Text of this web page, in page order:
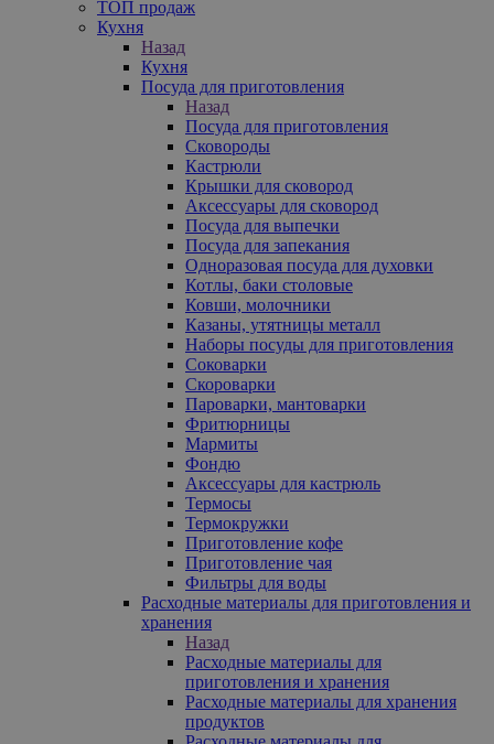
ТОП продаж
Кухня
Назад
Кухня
Посуда для приготовления
Назад
Посуда для приготовления
Сковороды
Кастрюли
Крышки для сковород
Аксессуары для сковород
Посуда для выпечки
Посуда для запекания
Одноразовая посуда для духовки
Котлы, баки столовые
Ковши, молочники
Казаны, утятницы металл
Наборы посуды для приготовления
Соковарки
Скороварки
Пароварки, мантоварки
Фритюрницы
Мармиты
Фондю
Аксессуары для кастрюль
Термосы
Термокружки
Приготовление кофе
Приготовление чая
Фильтры для воды
Расходные материалы для приготовления и
хранения
Назад
Расходные материалы для
приготовления и хранения
Расходные материалы для хранения
продуктов